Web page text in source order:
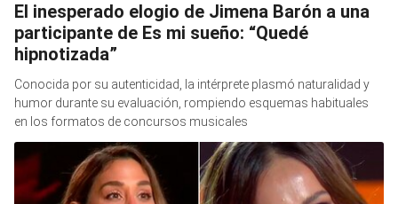
El inesperado elogio de Jimena Barón a una
participante de Es mi sueño: “Quedé
hipnotizada”
Conocida por su autenticidad, la intérprete plasmó naturalidad y
humor durante su evaluación, rompiendo esquemas habituales
en los formatos de concursos musicales